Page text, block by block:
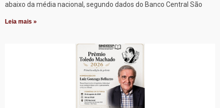
abaixo da média nacional, segundo dados do Banco Central São
Leia mais »